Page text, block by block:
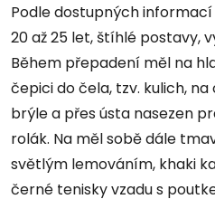
Podle dostupných
20 až 25 let, štíhlé postavy,
Během přepadení měl na
čepici do čela, tzv. kulich,
brýle a přes ústa nasezen
rolák. Na měl sobě dále
světlým lemováním, khaki
černé tenisky vzadu s